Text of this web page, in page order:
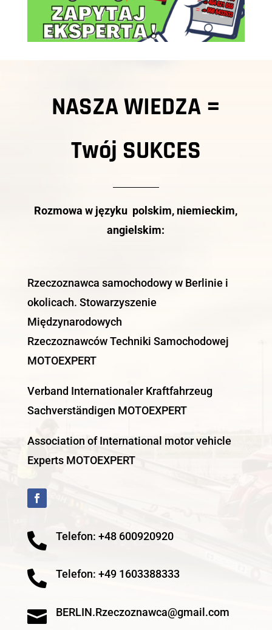
NASZA WIEDZA =
Twój SUKCES
Rozmowa w języku polskim, niemieckim,
angielskim:
Rzeczoznawca samochodowy w Berlinie i
okolicach. Stowarzyszenie
Międzynarodowych
Rzeczoznawców Techniki Samochodowej
MOTOEXPERT
Verband Internationaler Kraftfahrzeug
Sachverständigen MOTOEXPERT
Association of International motor vehicle
Experts MOTOEXPERT
 Telefon: +48 600920920
 Telefon: +49 1603388333
 BERLIN.Rzeczoznawca@gmail.com